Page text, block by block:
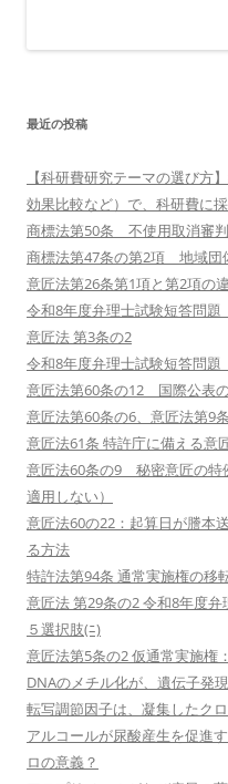
最近の投稿
【科研費研究テーマの選び方
効果比較など）で、科研費に
商標法第50条 不使用取消審
商標法第47条の第2項 地域団
意匠法第26条第1項と第2項の
令和8年度弁理士試験短答
意匠法 第3条の2
令和8年度弁理士試験短答問
意匠法第60条の12 国際公表
意匠法第60条の6、意匠法第9条
意匠法61条 特許庁に備える意
意匠法60条の9 秘密意匠の特
適用しない）
意匠法60の22：起算日が謄本
る方法
特許法第94条 通常実施権の移
意匠法 第29条の2 令和8年度弁
５選択肢(ﾆ)
意匠法第5条の2 仮通常実施権
DNAのメチル化が、遺伝子発
転写調節因子は、凝集したク
アルコールが尿酸産生を促進
ロの意義？